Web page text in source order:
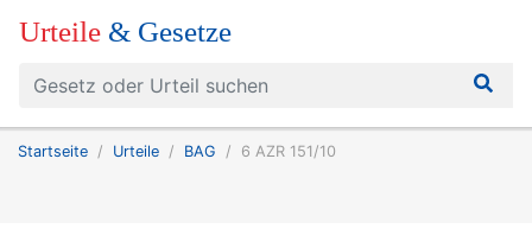
Urteile & Gesetze
Startseite Urteile BAG 6 AZR 151/10